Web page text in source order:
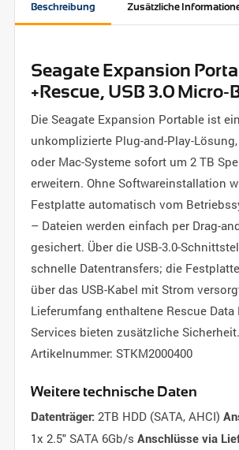
Beschreibung Zusätzliche
Seagate Expansion
+Rescue, USB 3.0 Micro-
Die Seagate Expansion Portable ist
unkomplizierte Plug-and-Play-
oder Mac-Systeme sofort um 2 TB
erweitern. Ohne Softwareinstallation
Festplatte automatisch vom
– Dateien werden einfach per Drag-
gesichert. Über die USB-3.0-
schnelle Datentransfers; die
über das USB-Kabel mit Strom
Lieferumfang enthaltene Rescue Data
Services bieten zusätzliche Sicherheit.
Artikelnummer: STKM2000400
Weitere technische Daten
Datenträger:2TB HDD (SATA, AHCI)
1x 2.5" SATA 6Gb/s Anschlüsse via